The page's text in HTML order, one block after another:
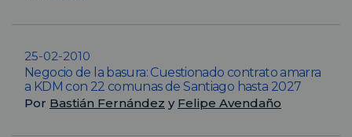
25-02-2010
Negocio de la basura: Cuestionado contrato amarra
a KDM con 22 comunas de Santiago hasta 2027
Por Bastián Fernández y Felipe Avendaño